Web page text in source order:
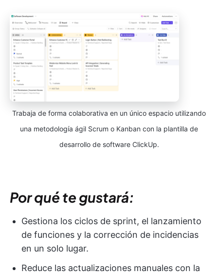
Trabaja de forma colaborativa en un único espacio utilizando
una metodología ágil Scrum o Kanban con la plantilla de
desarrollo de software ClickUp.
Por qué te gustará:
Gestiona los ciclos de sprint, el lanzamiento
de funciones y la corrección de incidencias
en un solo lugar.
Reduce las actualizaciones manuales con la